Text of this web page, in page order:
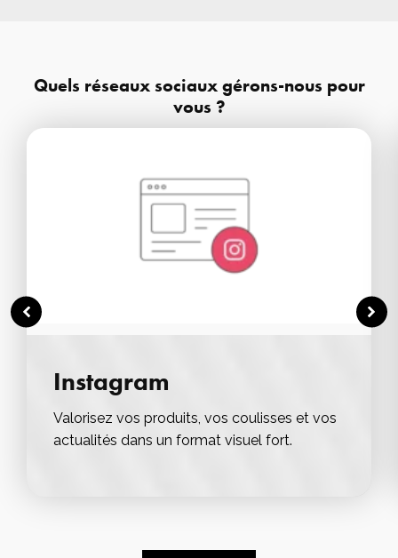
Quels réseaux sociaux gérons-nous pour
vous ?
Instagram
Valorisez vos produits, vos coulisses et vos
actualités dans un format visuel fort.